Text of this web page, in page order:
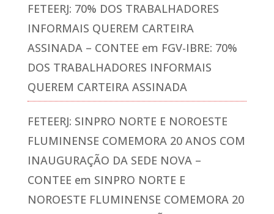
FETEERJ: 70% DOS TRABALHADORES
INFORMAIS QUEREM CARTEIRA
ASSINADA – CONTEE em FGV-IBRE: 70%
DOS TRABALHADORES INFORMAIS
QUEREM CARTEIRA ASSINADA
FETEERJ: SINPRO NORTE E NOROESTE
FLUMINENSE COMEMORA 20 ANOS COM
INAUGURAÇÃO DA SEDE NOVA –
CONTEE em SINPRO NORTE E
NOROESTE FLUMINENSE COMEMORA 20